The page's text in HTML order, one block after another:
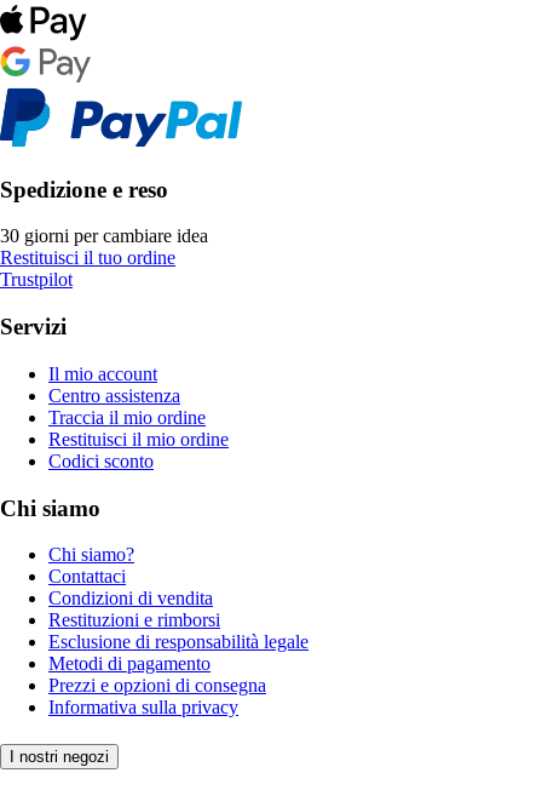
Spedizione e reso
30 giorni per cambiare idea
Restituisci il tuo ordine
Trustpilot
Servizi
Il mio account
Centro assistenza
Traccia il mio ordine
Restituisci il mio ordine
Codici sconto
Chi siamo
Chi siamo?
Contattaci
Condizioni di vendita
Restituzioni e rimborsi
Esclusione di responsabilità legale
Metodi di pagamento
Prezzi e opzioni di consegna
Informativa sulla privacy
I nostri negozi